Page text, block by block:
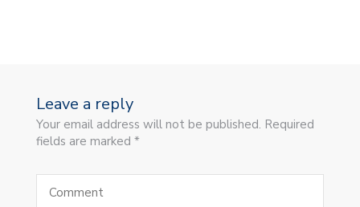
Leave a reply
Your email address will not be published. Required
fields are marked *